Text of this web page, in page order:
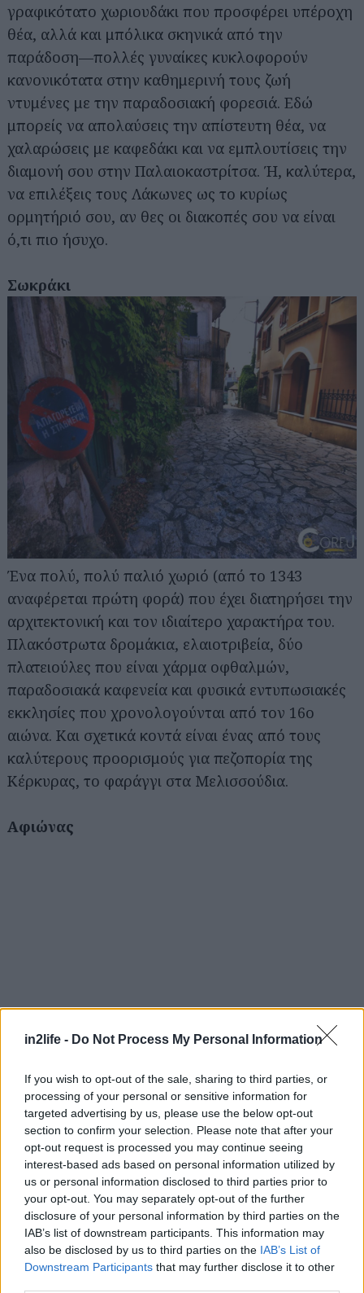
in2life - Do Not Process My Personal Information
If you wish to opt-out of the sale, sharing to third parties, or
processing of your personal or sensitive information for
targeted advertising by us, please use the below opt-out
section to confirm your selection. Please note that after your
opt-out request is processed you may continue seeing
interest-based ads based on personal information utilized by
us or personal information disclosed to third parties prior to
your opt-out. You may separately opt-out of the further
disclosure of your personal information by third parties on the
IAB’s list of downstream participants. This information may
also be disclosed by us to third parties on the IAB’s List of
Downstream Participants that may further disclose it to other
γραφικότατο χωριουδάκι που προσφέρει υπέροχη
θέα, αλλά και μπόλικα σκηνικά από την
παράδοση—πολλές γυναίκες κυκλοφορούν
κανονικότατα στην καθημερινή τους ζωή
ντυμένες με την παραδοσιακή φορεσιά. Εδώ
μπορείς να απολαύσεις την απίστευτη θέα, να
χαλαρώσεις με καφεδάκι και να εμπλουτίσεις την
διαμονή σου στην Παλαιοκαστρίτσα. Ή, καλύτερα,
να επιλέξεις τους Λάκωνες ως το κυρίως
ορμητήριό σου, αν θες οι διακοπές σου να είναι
ό,τι πιο ήσυχο.
Σωκράκι
Ένα πολύ, πολύ παλιό χωριό (από το 1343
αναφέρεται πρώτη φορά) που έχει διατηρήσει την
αρχιτεκτονική και τον ιδιαίτερο χαρακτήρα του.
Πλακόστρωτα δρομάκια, ελαιοτριβεία, δύο
πλατειούλες που είναι χάρμα οφθαλμών,
παραδοσιακά καφενεία και φυσικά εντυπωσιακές
εκκλησίες που χρονολογούνται από τον 16ο
αιώνα. Και σχετικά κοντά είναι ένας από τους
καλύτερους προορισμούς για πεζοπορία της
Κέρκυρας, το φαράγγι στα Μελισσούδια.
Αφιώνας
Καλντερίμια γραφικά, πολύχρωμα σπιτάκια που
θα σε κάνουν να χαθείς για ώρες, κάνοντας
κύκλους μέσα στην ομορφιά. Κάτω από τον
Αφιώνα βρίσκεται η περίφημη διπλή παραλία